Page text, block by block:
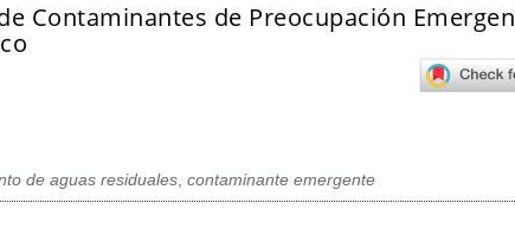
Contaminantes de Preocupación
de aguas residuales, contaminante emergente